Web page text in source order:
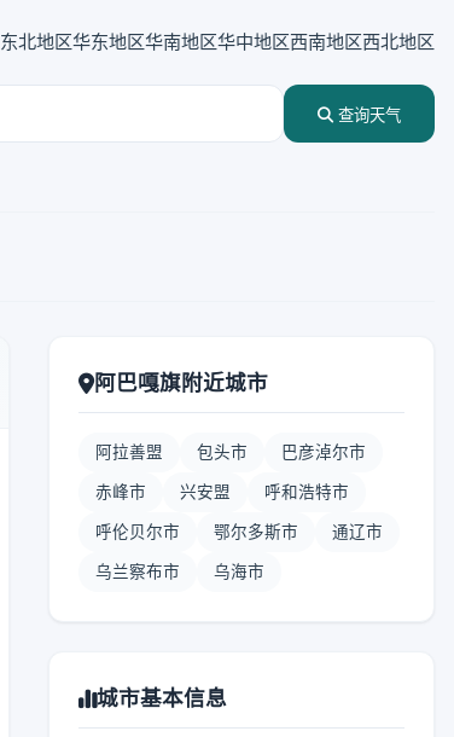
东北地区华东地区华南地区华中地区西南地区西北地区
查询天气
阿巴嘎旗附近城市
阿拉善盟 包头市 巴彦淖尔市
赤峰市 兴安盟 呼和浩特市
呼伦贝尔市 鄂尔多斯市 通辽市
乌兰察布市 乌海市
城市基本信息